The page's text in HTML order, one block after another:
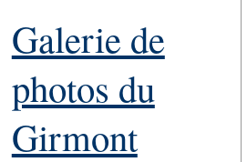
Galerie de
photos du
Girmont